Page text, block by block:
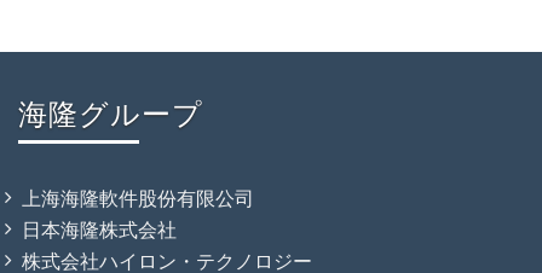
海隆グループ
上海海隆軟件股份有限公司
日本海隆株式会社
株式会社ハイロン・テクノロジー